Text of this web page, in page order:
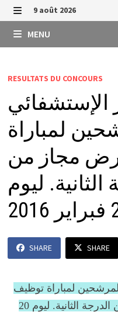
Passer
au
contenu
MENU
9 août 2026
MENU
RESULTATS DU CONCOURS
لمباراة
50 ممرض مجاز من
ليوم
SHARE SHARE
لمباراة توظيف
50 ممرض مجاز من الدولة من الدرجة الثانية. ليوم 20